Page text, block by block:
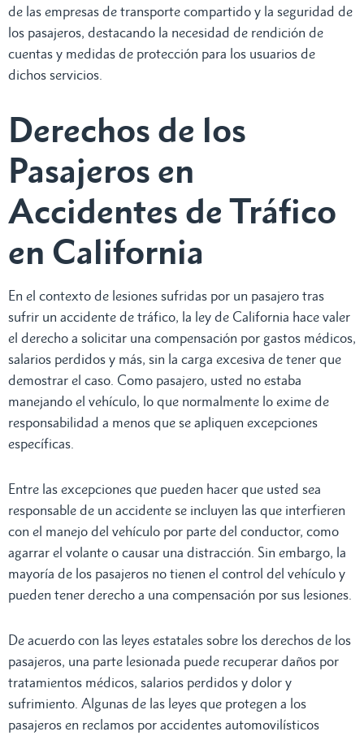
de las empresas de transporte compartido y la seguridad de
los pasajeros, destacando la necesidad de rendición de
cuentas y medidas de protección para los usuarios de
dichos servicios.
Derechos de los
Pasajeros en
Accidentes de Tráfico
en California
En el contexto de lesiones sufridas por un pasajero tras
sufrir un accidente de tráfico, la ley de California hace valer
el derecho a solicitar una compensación por gastos médicos,
salarios perdidos y más, sin la carga excesiva de tener que
demostrar el caso. Como pasajero, usted no estaba
manejando el vehículo, lo que normalmente lo exime de
responsabilidad a menos que se apliquen excepciones
específicas.
Entre las excepciones que pueden hacer que usted sea
responsable de un accidente se incluyen las que interfieren
con el manejo del vehículo por parte del conductor, como
agarrar el volante o causar una distracción. Sin embargo, la
mayoría de los pasajeros no tienen el control del vehículo y
pueden tener derecho a una compensación por sus lesiones.
De acuerdo con las leyes estatales sobre los derechos de los
pasajeros, una parte lesionada puede recuperar daños por
tratamientos médicos, salarios perdidos y dolor y
sufrimiento. Algunas de las leyes que protegen a los
pasajeros en reclamos por accidentes automovilísticos